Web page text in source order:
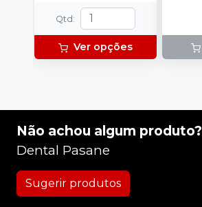
Qtd :
Ver opções
Não achou algum produto?
Dental Pasane
Sugerir produtos